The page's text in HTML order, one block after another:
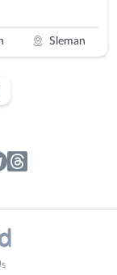
Sleman